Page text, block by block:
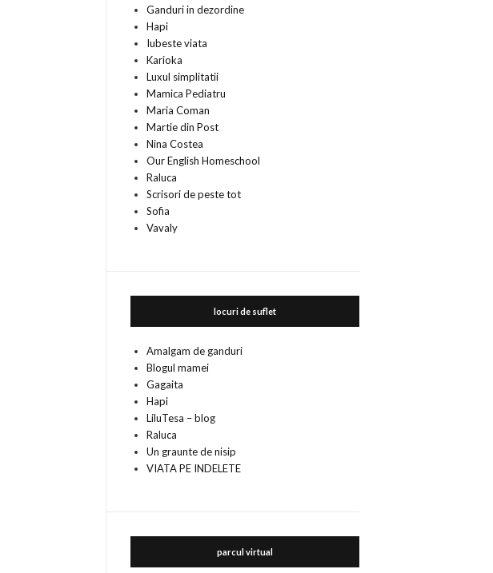
Ganduri in dezordine
Hapi
Iubeste viata
Karioka
Luxul simplitatii
Mamica Pediatru
Maria Coman
Martie din Post
Nina Costea
Our English Homeschool
Raluca
Scrisori de peste tot
Sofia
Vavaly
locuri de suflet
Amalgam de ganduri
Blogul mamei
Gagaita
Hapi
LiluTesa – blog
Raluca
Un graunte de nisip
VIATA PE INDELETE
parcul virtual